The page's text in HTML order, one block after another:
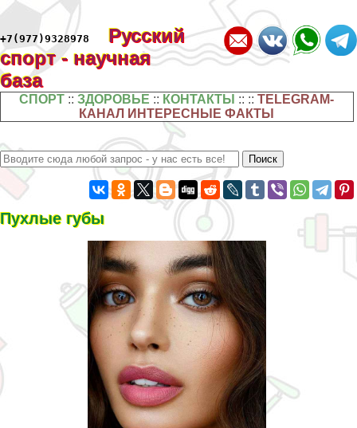
+7(977)9328978
Русский
спорт - научная
база
СПОРТ ::ЗДОРОВЬЕ :: КОНТАКТЫ :: ::TELEGRAM-
КАНАЛ ИНТЕРЕСНЫЕ ФАКТЫ
Пухлые губы